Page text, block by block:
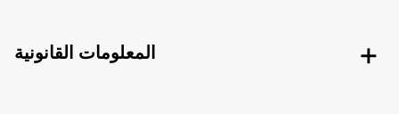
المعلومات القانونية